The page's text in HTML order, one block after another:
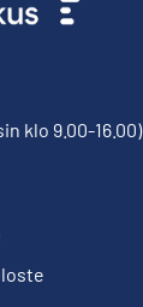
klo 9.00-16.00)